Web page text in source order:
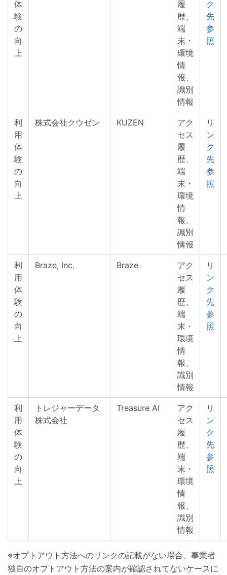
体
験
の
向
上
履
歴、
端
末・
環境
情
報、
識別
情報
ク
先
参
照
利
用
体
験
の
向
上
株式会社クウゼン KUZEN
アク
セス
履
歴、
端
末・
環境
情
報、
識別
情報
リ
ン
ク
先
参
照
利
用
体
験
の
向
上
Braze, Inc. Braze
アク
セス
履
歴、
端
末・
環境
情
報、
識別
情報
リ
ン
ク
先
参
照
利
用
体
験
の
向
上
トレジャーデータ
株式会社
Treasure AI
アク
セス
履
歴、
端
末・
環境
情
報、
識別
情報
リ
ン
ク
先
参
照
※オプトアウト方法へのリンクの記載がない場合、事業者
独自のオプトアウト方法の案内が確認されてないケースに